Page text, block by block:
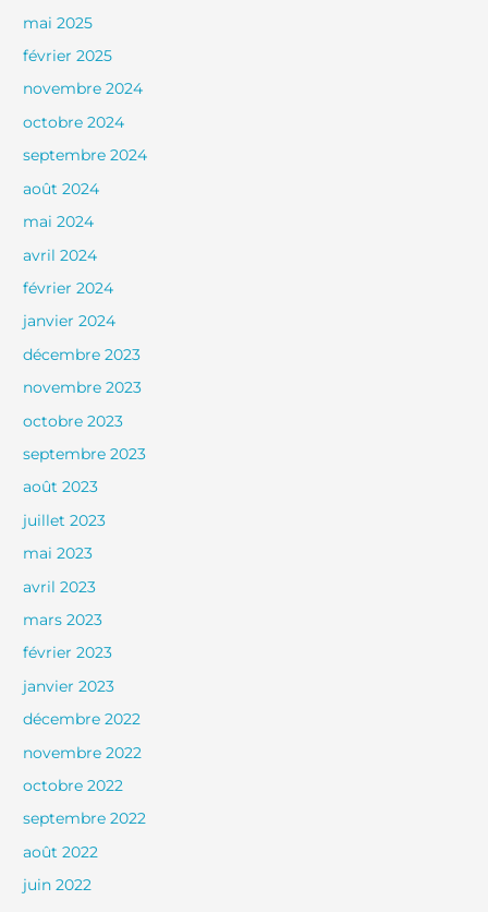
mai 2025
février 2025
novembre 2024
octobre 2024
septembre 2024
août 2024
mai 2024
avril 2024
février 2024
janvier 2024
décembre 2023
novembre 2023
octobre 2023
septembre 2023
août 2023
juillet 2023
mai 2023
avril 2023
mars 2023
février 2023
janvier 2023
décembre 2022
novembre 2022
octobre 2022
septembre 2022
août 2022
juin 2022